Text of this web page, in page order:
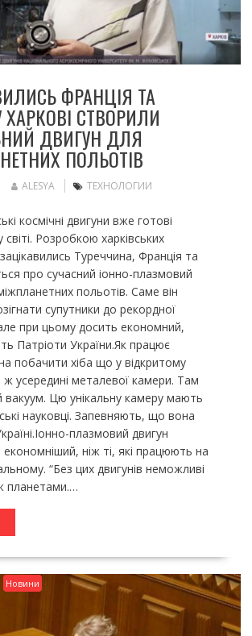
ФРАНЦІЯ ТА
ХАРКОВІ СТВОРИЛИ
ДВИГУН ДЛЯ
ПОЛЬОТІВ
ALESYA ТЕХНОЛОГИИ
космічні двигуни вже готові
Розробкою харківських
зацікавились Туреччина, Франція та
про сучасний іонно-плазмовий
польотів. Саме він
супутники до рекордної
при цьому досить економний,
Патріоти України.Як працює
побачити хіба що у відкритому
ж усередині металевої камери. Там
вакуум. Цю унікальну камеру мають
науковці. Запевняють, що вона
плазмовий двигун
ніж ті, які працюють на
“Без цих двигунів неможливі
планетами.…
Новини